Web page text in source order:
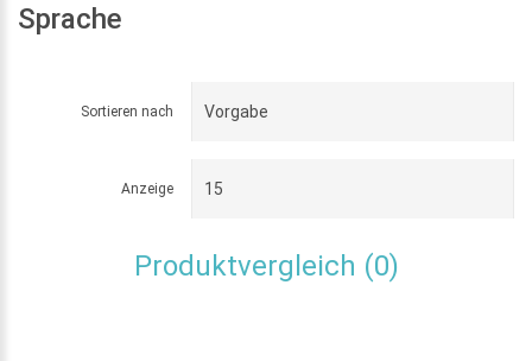
Sprache
Sortieren nach
Anzeige
Produktvergleich (0)